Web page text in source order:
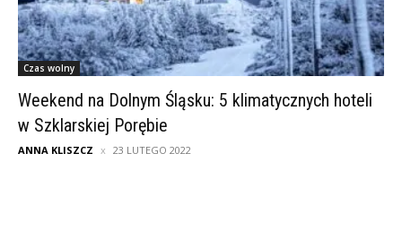
Czas wolny
Weekend na Dolnym Śląsku: 5 klimatycznych hoteli
w Szklarskiej Porębie
ANNA KLISZCZ 23 LUTEGO 2022